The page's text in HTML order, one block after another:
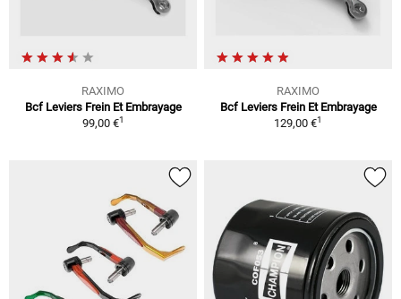
RAXIMO
Bcf Leviers Frein Et Embrayage
99,00 €1
RAXIMO
Bcf Leviers Frein Et Embrayage
129,00 €1